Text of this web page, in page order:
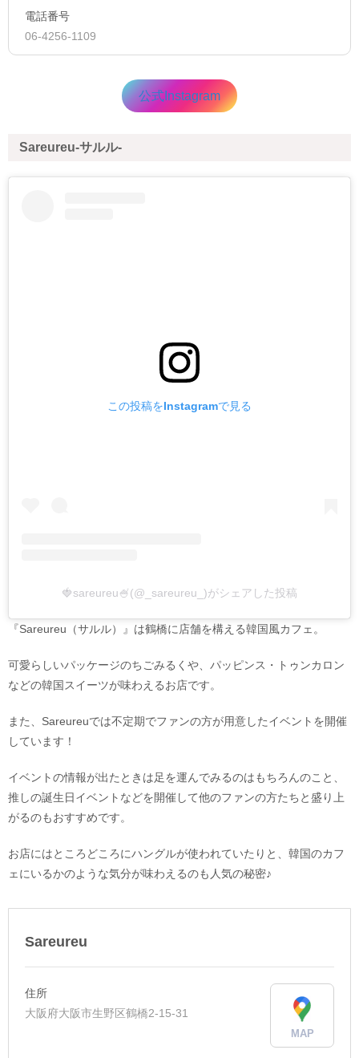
電話番号
06-4256-1109
公式Instagram
Sareureu-サルル-
この投稿をInstagramで見る
🍓sareureu🍧(@_sareureu_)がシェアした投稿
『Sareureu（サルル）』は鶴橋に店舗を構える韓国風カフェ。
可愛らしいパッケージのちごみるくや、パッピンス・トゥンカロン
などの韓国スイーツが味わえるお店です。
また、Sareureuでは不定期でファンの方が用意したイベントを開催
しています！
イベントの情報が出たときは足を運んでみるのはもちろんのこと、
推しの誕生日イベントなどを開催して他のファンの方たちと盛り上
がるのもおすすめです。
お店にはところどころにハングルが使われていたりと、韓国のカフ
ェにいるかのような気分が味わえるのも人気の秘密♪
Sareureu
住所
大阪府大阪市生野区鶴橋2-15-31
MAP